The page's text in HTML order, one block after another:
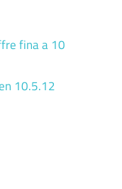
fina a 10
10.5.12